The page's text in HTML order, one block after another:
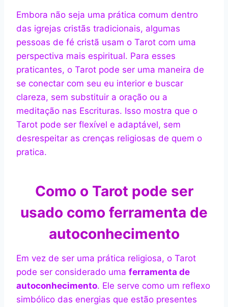
Embora não seja uma prática comum dentro
das igrejas cristãs tradicionais, algumas
pessoas de fé cristã usam o Tarot com uma
perspectiva mais espiritual. Para esses
praticantes, o Tarot pode ser uma maneira de
se conectar com seu eu interior e buscar
clareza, sem substituir a oração ou a
meditação nas Escrituras. Isso mostra que o
Tarot pode ser flexível e adaptável, sem
desrespeitar as crenças religiosas de quem o
pratica.
Como o Tarot pode ser
usado como ferramenta de
autoconhecimento
Em vez de ser uma prática religiosa, o Tarot
pode ser considerado uma ferramenta de
autoconhecimento. Ele serve como um reflexo
simbólico das energias que estão presentes